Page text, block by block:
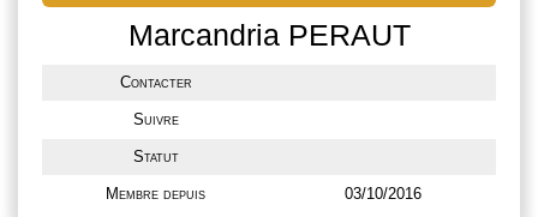
Marcandria PERAUT
Contacter
Suivre
Statut
Membre depuis 03/10/2016